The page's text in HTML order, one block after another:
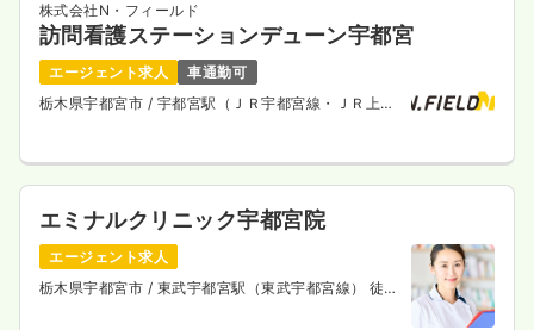
株式会社N・フィールド
訪問看護ステーションデューン宇都宮
エージェント求人
車通勤可
栃木県宇都宮市 / 宇都宮駅（ＪＲ宇都宮線・ＪＲ上野
エミナルクリニック宇都宮院
エージェント求人
栃木県宇都宮市 / 東武宇都宮駅（東武宇都宮線） 徒歩